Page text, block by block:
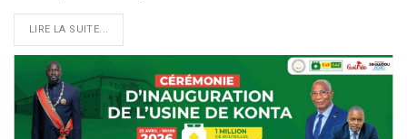
LIRE LA SUITE...